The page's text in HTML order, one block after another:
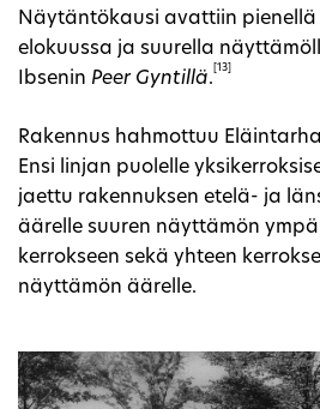
Näytäntökausi avattiin
elokuussa ja suurella
Ibsenin Peer Gyntillä.
[13]
Rakennus hahmottuu
Ensi linjan puolelle
jaettu rakennuksen etelä- ja
äärelle suuren näyttämön
kerrokseen sekä yhteen
näyttämön äärelle.